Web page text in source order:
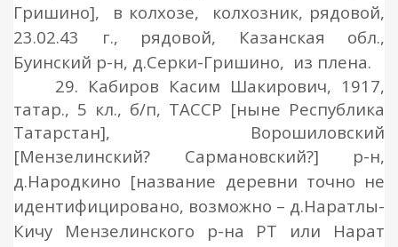
Гришино], в колхозе, колхозник, рядовой,
23.02.43 г., рядовой, Казанская обл.,
Буинский р-н, д.Серки-Гришино, из плена.
29. Кабиров Касим Шакирович, 1917,
татар., 5 кл., б/п, ТАССР [ныне Республика
Татарстан], Ворошиловский
[Мензелинский? Сармановский?] р-н,
д.Народкино [название деревни точно не
идентифицировано, возможно – д.Наратлы-
Кичу Мензелинского р-на РТ или Нарат